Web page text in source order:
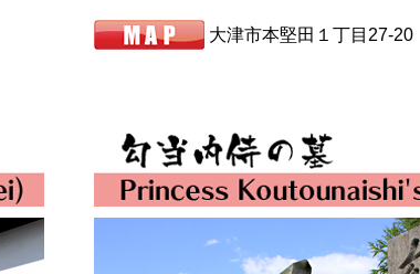
大津市本堅田１丁目27-20